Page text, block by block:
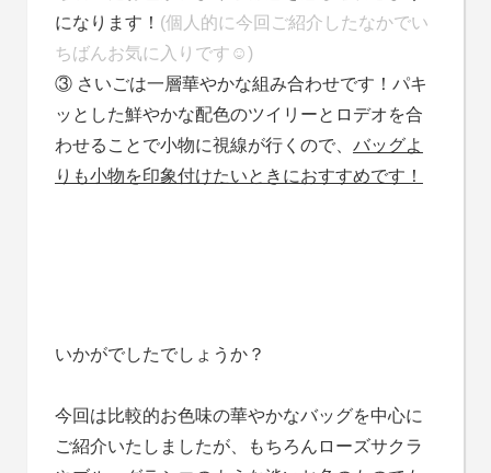
になります！ (個人的に今回ご紹介したなかでい
ちばんお気に入りです☺)
③ さいごは一層華やかな組み合わせです！パキ
ッとした鮮やかな配色のツイリーとロデオを合
わせることで小物に視線が行くので、 バッグよ
りも小物を印象付けたいときにおすすめです！
いかがでしたでしょうか？
今回は比較的お色味の華やかなバッグを中心に
ご紹介いたしましたが、もちろんローズサクラ